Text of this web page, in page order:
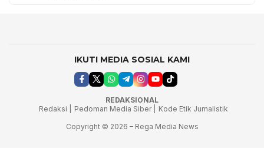
IKUTI MEDIA SOSIAL KAMI
REDAKSIONAL
Redaksi |
Pedoman Media Siber |
Kode Etik Jurnalistik
Copyright © 2026 – Rega Media News